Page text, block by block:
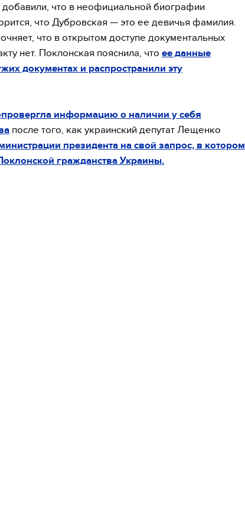
что в неофициальной биографии
что Дубровская — это ее девичья фамилия.
что в открытом доступе документальных
нет. Поклонская пояснила, что ее данные
документах и распространили эту
информацию о наличии у себя
после того, как украинский депутат Лещенко
президента на свой запрос, в котором
гражданства Украины.